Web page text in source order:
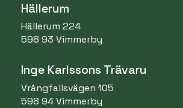
Hällerum
Hällerum 224
598 93 Vimmerby
Inge Karlssons Trävaru
Vrångfallsvägen 105
598 94 Vimmerby